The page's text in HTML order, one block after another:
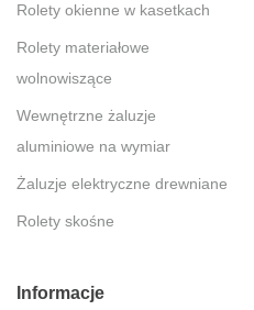
Rolety okienne w kasetkach
Rolety materiałowe
wolnowiszące
Wewnętrzne żaluzje
aluminiowe na wymiar
Żaluzje elektryczne drewniane
Rolety skośne
Informacje